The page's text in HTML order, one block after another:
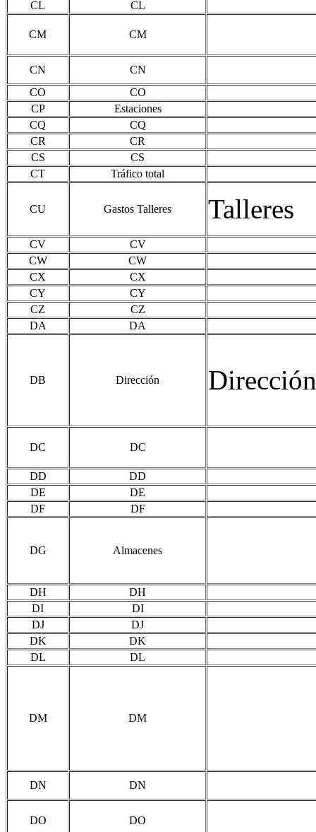
CL CL
CM CM
CN
CN
CO
CO
CP
Estaciones
CQ
CQ
CR
CR
CS
CS
CT
Tráfico total
CU Gastos Talleres Talleres
CV
CV
CW
CW
CX
CX
CY
CY
CZ
CZ
DA
DA
DB Dirección Dirección
DC DC
DD
DD
DE
DE
DF
DF
DG Almacenes
DH
DH
DI
DI
DJ
DJ
DK
DK
DL
DL
DM DM
DN DN
DO DO